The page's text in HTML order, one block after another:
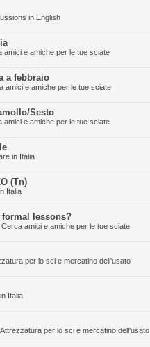
in English
amici e amiche per le tue sciate
a febbraio
amici e amiche per le tue sciate
Sesto
amici e amiche per le tue sciate
in Italia
(Tn)
Italia
lessons?
Cerca amici e amiche per le tue sciate
per lo sci e mercatino dell'usato
Italia
Attrezzatura per lo sci e mercatino dell'usato